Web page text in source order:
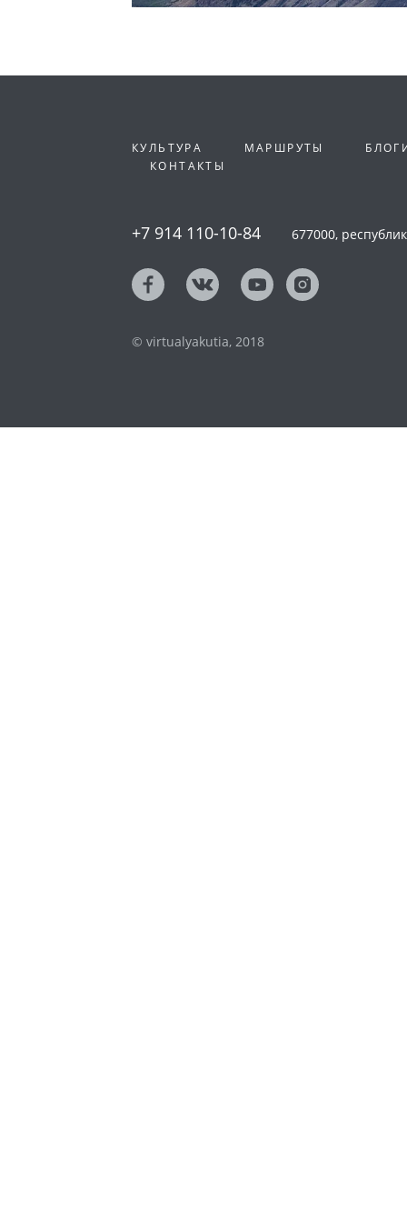
КУЛЬТУРА МАРШРУТЫ
КОНТАКТЫ
+7 914 110-10-84 677000,
© virtualyakutia, 2018